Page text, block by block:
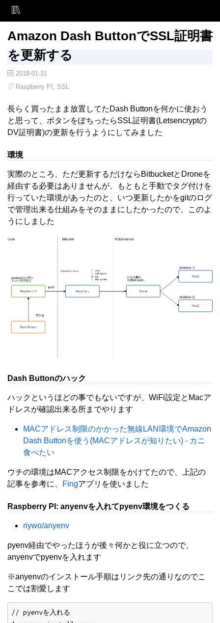
Amazon Dash ButtonでSSL証明書
を更新する
2018-01-31
Raspberry PI , SSL
長らく買ったまま放置してたDash Buttonを何かに使おう
と思って、ボタンをぽちったらSSL証明書(Letsencryptの
DV証明書)の更新を行うようにしてみました
環境
実際のところ、ただ更新するだけならBitbucketとDroneを
経由する必要はありませんが、もともと手動でタグ付けを
行っていた環境があったのと、いつ更新したかをgitのログ
で管理出来る仕組みをそのままにしたかったので、このよ
うにしました
Dash Buttonのハック
ハックというほどの事でもないですが、WiFi設定とMacア
ドレスが確認出来る所までやります
MACアドレス制限のかかった無線LAN環境でAmazon
Dash Buttonを使う(MACアドレスが知りたい) - カニ
食べたい
ウチの環境はMACアクセス制限をかけてたので、上記の
記事を参考に、
Fingアプリを使いました
Raspberry PI: anyenvを入れてpyenv環境をつくる
riywo/anyenv
pyenv経由でやったほうが後々何かと役に立つので、
anyenvでpyenvを入れます
※anyenvのインストール手順はリンク先の通りなのでこ
こでは割愛します
// pyenvを入れる